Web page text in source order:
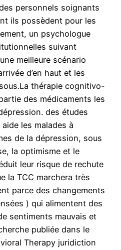
personnels soignants
ils possèdent pour les
un psychologue
suivant
meilleure scénario
d’en haut et les
thérapie cognitivo-
des médicaments les
des études
les malades à
de la dépression, sous
la optimisme et le
leur risque de rechute
la TCC marchera très
parce des changements
) qui alimentent des
sentiments mauvais et
publiée dans le
Therapy juridiction